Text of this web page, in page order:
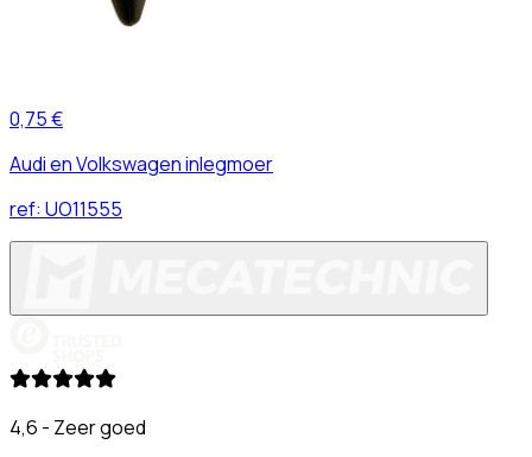
0,75 €
Audi en Volkswagen inlegmoer
ref: UO11555
4,6 - Zeer goed